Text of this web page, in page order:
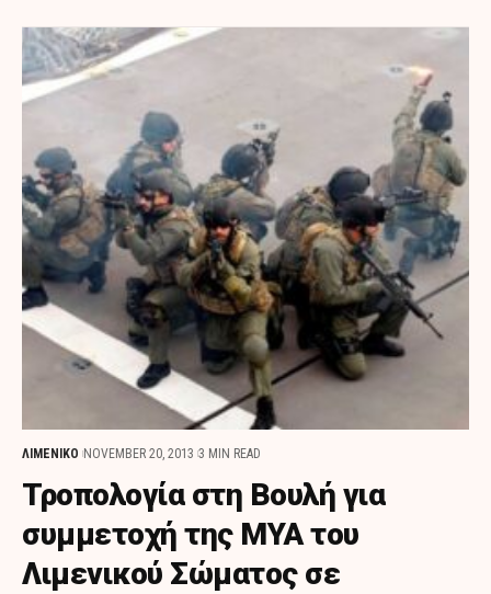
ΛΙΜΕΝΙΚΟ NOVEMBER 20, 2013 3 MIN READ
Τροπολογία στη Βουλή για
συμμετοχή της ΜΥΑ του
Λιμενικού Σώματος σε